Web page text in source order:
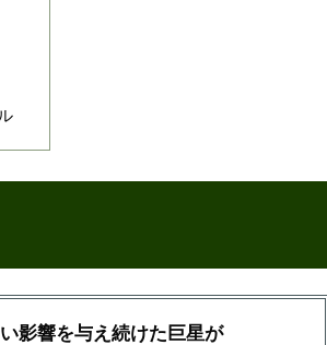
影響を与え続けた巨星が